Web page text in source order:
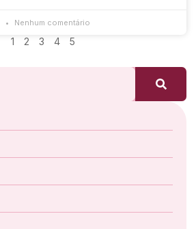
Nenhum comentário
1 2 3 4 5